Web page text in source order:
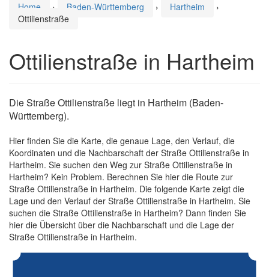
Home › Baden-Württemberg › Hartheim
›
Ottilienstraße
Ottilienstraße in Hartheim
Die Straße Ottilienstraße liegt in Hartheim (Baden-
Württemberg).
Hier finden Sie die Karte, die genaue Lage, den Verlauf, die
Koordinaten und die Nachbarschaft der Straße Ottilienstraße in
Hartheim. Sie suchen den Weg zur Straße Ottilienstraße in
Hartheim? Kein Problem. Berechnen Sie hier die Route zur
Straße Ottilienstraße in Hartheim. Die folgende Karte zeigt die
Lage und den Verlauf der Straße Ottilienstraße in Hartheim. Sie
suchen die Straße Ottilienstraße in Hartheim? Dann finden Sie
hier die Übersicht über die Nachbarschaft und die Lage der
Straße Ottilienstraße in Hartheim.